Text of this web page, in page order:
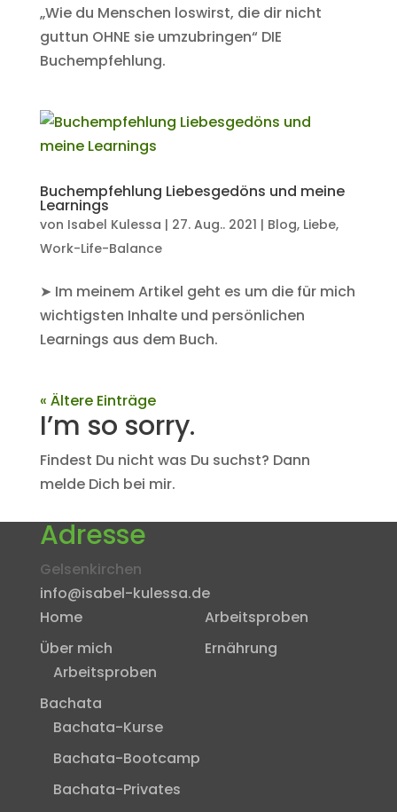
„Wie du Menschen loswirst, die dir nicht
guttun OHNE sie umzubringen“ DIE
Buchempfehlung.
Buchempfehlung Liebesgedöns und meine
Learnings
von Isabel Kulessa | 27. Aug.. 2021 | Blog, Liebe,
Work-Life-Balance
➤ Im meinem Artikel geht es um die für mich
wichtigsten Inhalte und persönlichen
Learnings aus dem Buch.
« Ältere Einträge
I’m so sorry.
Findest Du nicht was Du suchst? Dann
melde Dich bei mir.
Adresse
Gelsenkirchen
info@isabel-kulessa.de
Home
Über mich
Arbeitsproben
Bachata
Bachata-Kurse
Bachata-Bootcamp
Bachata-Privates
Arbeitsproben
Ernährung